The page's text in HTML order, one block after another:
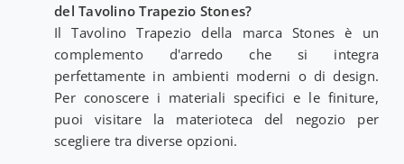
del Tavolino Trapezio Stones?
Il Tavolino Trapezio della marca Stones è un
complemento d'arredo che si integra
perfettamente in ambienti moderni o di design.
Per conoscere i materiali specifici e le finiture,
puoi visitare la materioteca del negozio per
scegliere tra diverse opzioni.